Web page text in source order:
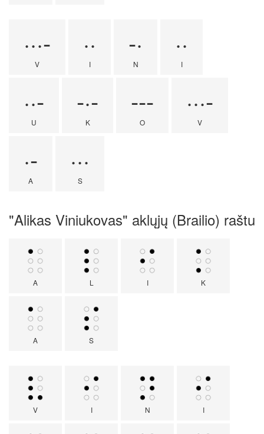
···-
V
··
I
-·
N
··
I
··-
U
-·-
K
---
O
···-
V
·-
A
···
S
"Alikas Viniukovas" aklųjų (Brailio) raštu
A L I K
A S
V I N I